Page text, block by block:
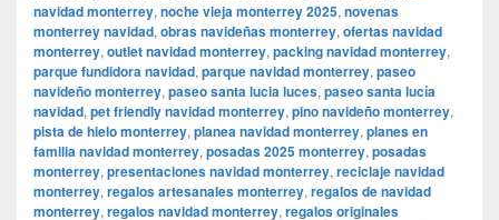
navidad monterrey, noche vieja monterrey 2025, novenas
monterrey navidad, obras navideñas monterrey, ofertas navidad
monterrey, outlet navidad monterrey, packing navidad monterrey,
parque fundidora navidad, parque navidad monterrey, paseo
navideño monterrey, paseo santa lucia luces, paseo santa lucía
navidad, pet friendly navidad monterrey, pino navideño monterrey,
pista de hielo monterrey, planea navidad monterrey, planes en
familia navidad monterrey, posadas 2025 monterrey, posadas
monterrey, presentaciones navidad monterrey, reciclaje navidad
monterrey, regalos artesanales monterrey, regalos de navidad
monterrey, regalos navidad monterrey, regalos originales